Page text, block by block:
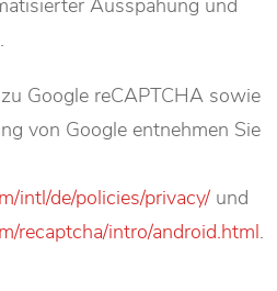
Ausspähung und
Google reCAPTCHA sowie
von Google entnehmen Sie
intl/de/policies/privacy/ und
recaptcha/intro/android.html.